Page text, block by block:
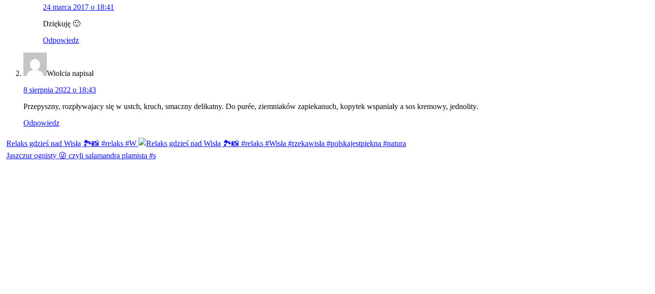
24 marca 2017 o 18:41
Dziękuję 🙂
Odpowiedz
Wiolcia napisał
8 sierpnia 2022 o 18:43
Przepyszny, rozpływajacy się w ustch, kruch, smaczny delikatny. Do purée, ziemniaków zapiekanuch, kopytek wspaniały a sos kremowy, jednolity.
Odpowiedz
Relaks gdzieś nad Wisłą 🏞️📸 #relaks #W
Jaszczur ognisty 😜 czyli salamandra plamista #s